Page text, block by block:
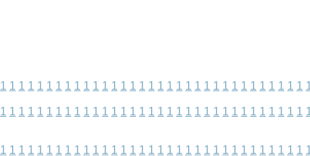
1 1 1 1 1 1 1 1 1 1 1 1 1 1 1 1 1 1 1 1 1 1 1 1 1 1 1 1 1 1 1 1 1
1 1 1 1 1 1 1 1 1 1 1 1 1 1 1 1 1 1 1 1 1 1 1 1 1 1 1 1 1 1 1 1 1
1 1 1 1 1 1 1 1 1 1 1 1 1 1 1 1 1 1 1 1 1 1 1 1 1 1 1 1 1 1 1 1 1